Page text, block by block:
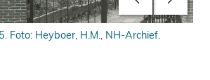
Foto: Heyboer, H.M., NH-Archief.